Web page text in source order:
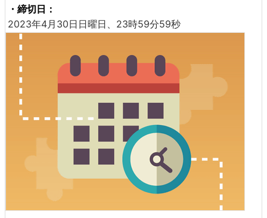
・締切日：
2023年4月30日日曜日、23時59分59秒